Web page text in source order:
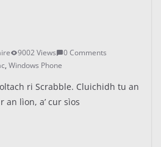
9002 Views
0 Comments
, Windows Phone
ri Scrabble. Cluichidh tu an
lìon, a’ cur sìos